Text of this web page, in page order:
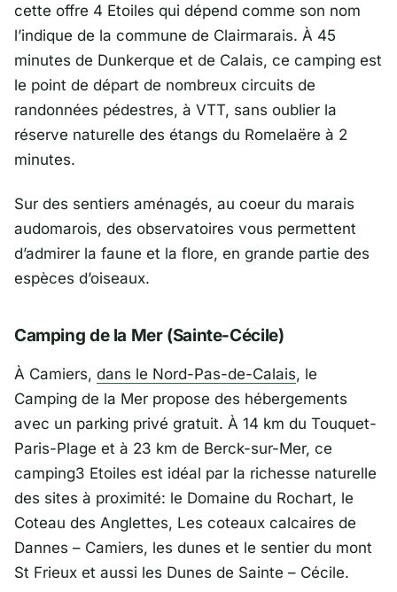
cette offre 4 Etoiles qui dépend comme son nom
l’indique de la commune de Clairmarais. À 45
minutes de Dunkerque et de Calais, ce camping est
le point de départ de nombreux circuits de
randonnées pédestres, à VTT, sans oublier la
réserve naturelle des étangs du Romelaëre à 2
minutes.
Sur des sentiers aménagés, au coeur du marais
audomarois, des observatoires vous permettent
d’admirer la faune et la flore, en grande partie des
espèces d’oiseaux.
Camping de la Mer (Sainte-Cécile)
À Camiers, dans le Nord-Pas-de-Calais, le
Camping de la Mer propose des hébergements
avec un parking privé gratuit. À 14 km du Touquet-
Paris-Plage et à 23 km de Berck-sur-Mer, ce
camping3 Etoiles est idéal par la richesse naturelle
des sites à proximité: le Domaine du Rochart, le
Coteau des Anglettes, Les coteaux calcaires de
Dannes – Camiers, les dunes et le sentier du mont
St Frieux et aussi les Dunes de Sainte – Cécile.